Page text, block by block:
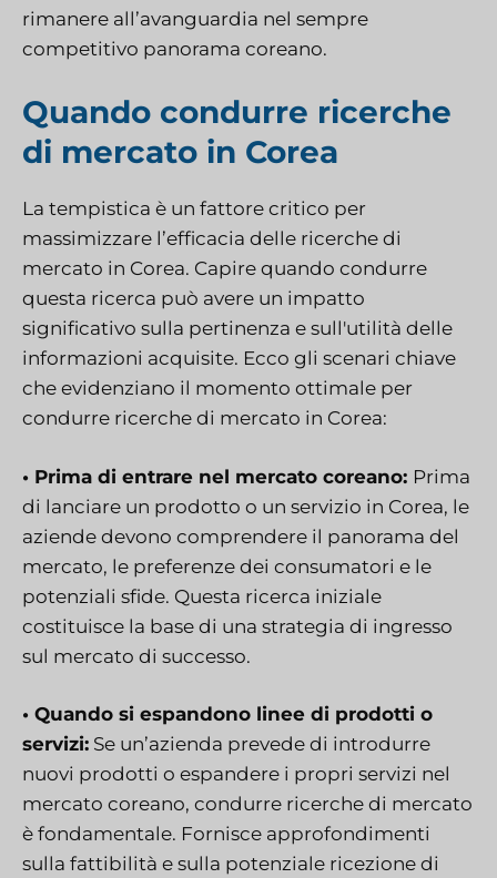
rimanere all’avanguardia nel sempre
competitivo panorama coreano.
Quando condurre ricerche
di mercato in Corea
La tempistica è un fattore critico per
massimizzare l’efficacia delle ricerche di
mercato in Corea. Capire quando condurre
questa ricerca può avere un impatto
significativo sulla pertinenza e sull'utilità delle
informazioni acquisite. Ecco gli scenari chiave
che evidenziano il momento ottimale per
condurre ricerche di mercato in Corea:
• Prima di entrare nel mercato coreano: Prima
di lanciare un prodotto o un servizio in Corea, le
aziende devono comprendere il panorama del
mercato, le preferenze dei consumatori e le
potenziali sfide. Questa ricerca iniziale
costituisce la base di una strategia di ingresso
sul mercato di successo.
• Quando si espandono linee di prodotti o
servizi: Se un’azienda prevede di introdurre
nuovi prodotti o espandere i propri servizi nel
mercato coreano, condurre ricerche di mercato
è fondamentale. Fornisce approfondimenti
sulla fattibilità e sulla potenziale ricezione di